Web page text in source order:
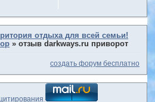
отдыха для всей семьи!
»отзыв darkways.ru приворот
создать форум бесплатно